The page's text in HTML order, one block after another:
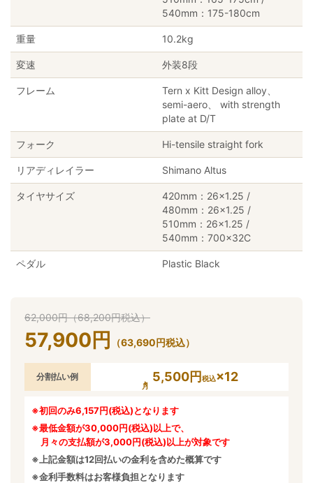
540mm：175-180cm
重量 10.2kg
変速 外装8段
フレーム
Tern x Kitt Design alloy、
semi-aero、 with strength
plate at D/T
フォーク Hi-tensile straight fork
リアディレイラー Shimano Altus
タイヤサイズ
420mm：26×1.25 /
480mm：26×1.25 /
510mm：26×1.25 /
540mm：700×32C
ペダル Plastic Black
62,000円（68,200円税込）
57,900円 （63,690円税込）
分割払い例 5,500円税込×12
※初回のみ6,157円(税込)となります
※最低金額が30,000円(税込)以上で、
月々の支払額が3,000円(税込)以上が対象です
※上記金額は12回払いの金利を含めた概算です
※金利手数料はお客様負担となります